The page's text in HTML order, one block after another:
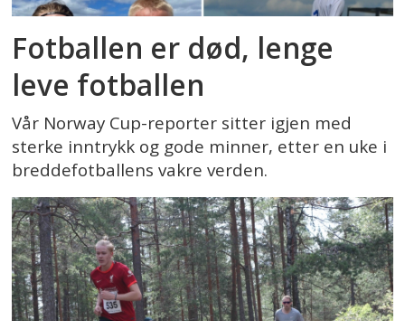
Fotballen er død, lenge
leve fotballen
Vår Norway Cup-reporter sitter igjen med
sterke inntrykk og gode minner, etter en uke i
breddefotballens vakre verden.